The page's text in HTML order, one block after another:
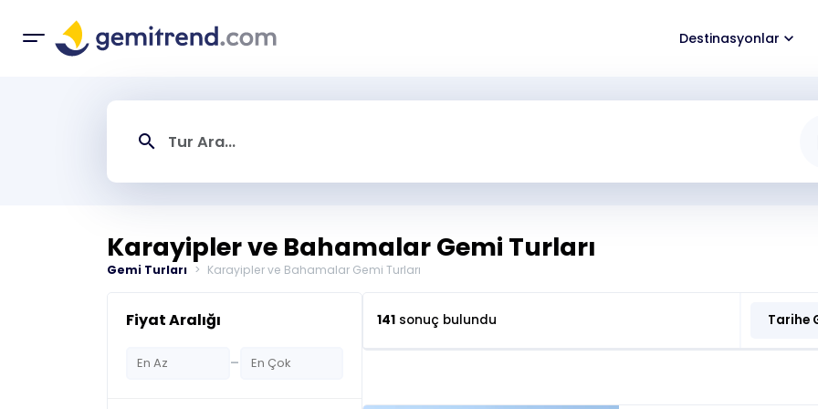
Destinasyonlar
search
Karayipler ve Bahamalar Gemi Turları
Gemi Turları Karayipler ve Bahamalar Gemi Turları
Fiyat Aralığı
-
141 sonuç bulundu Tarihe